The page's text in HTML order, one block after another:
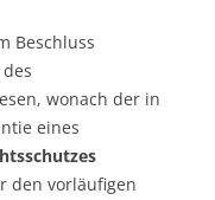
Beschluss
wonach der in
eines
den vorläufigen